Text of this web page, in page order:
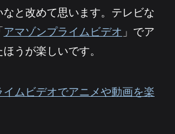
と改めて思います。テレビな
アマゾンプライムビデオ 」でア
うが楽しいです。
イムビデオでアニメや動画を楽